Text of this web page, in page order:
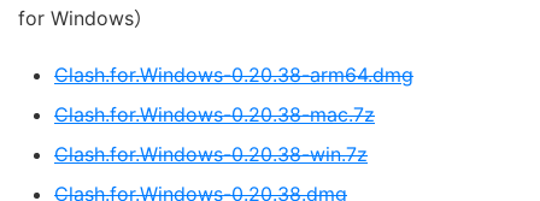
for Windows）
Clash.for.Windows-0.20.38-arm64.dmg
Clash.for.Windows-0.20.38-mac.7z
Clash.for.Windows-0.20.38-win.7z
Clash.for.Windows-0.20.38.dmg